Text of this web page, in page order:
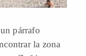
párrafo
la zona